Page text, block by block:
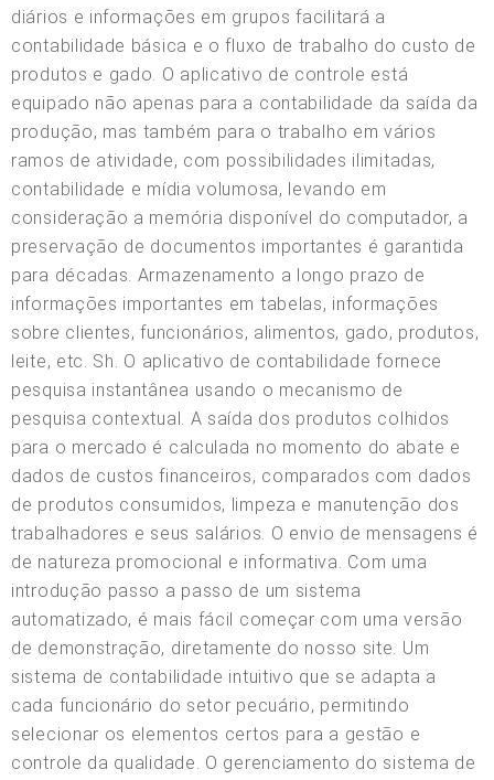
diários e informações em grupos facilitará a
contabilidade básica e o fluxo de trabalho do custo de
produtos e gado. O aplicativo de controle está
equipado não apenas para a contabilidade da saída da
produção, mas também para o trabalho em vários
ramos de atividade, com possibilidades ilimitadas,
contabilidade e mídia volumosa, levando em
consideração a memória disponível do computador, a
preservação de documentos importantes é garantida
para décadas. Armazenamento a longo prazo de
informações importantes em tabelas, informações
sobre clientes, funcionários, alimentos, gado, produtos,
leite, etc. Sh. O aplicativo de contabilidade fornece
pesquisa instantânea usando o mecanismo de
pesquisa contextual. A saída dos produtos colhidos
para o mercado é calculada no momento do abate e
dados de custos financeiros, comparados com dados
de produtos consumidos, limpeza e manutenção dos
trabalhadores e seus salários. O envio de mensagens é
de natureza promocional e informativa. Com uma
introdução passo a passo de um sistema
automatizado, é mais fácil começar com uma versão
de demonstração, diretamente do nosso site. Um
sistema de contabilidade intuitivo que se adapta a
cada funcionário do setor pecuário, permitindo
selecionar os elementos certos para a gestão e
controle da qualidade. O gerenciamento do sistema de